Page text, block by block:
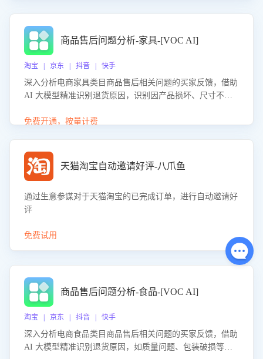
商品售后问题分析-家具-[VOC AI]
淘宝 | 京东 | 抖音 | 快手
深入分析电商家具类目商品售后相关问题的买家反馈，借助
AI 大模型精准识别退货原因，识别因产品损坏、尺寸不符
力商家优化产品或服务，实现销售额的显著提升。
免费开通，按量计费
天猫淘宝自动邀请好评-八爪鱼
通过生意参谋对于天猫淘宝的已完成订单，进行自动邀请好
评
免费试用
商品售后问题分析-食品-[VOC AI]
淘宝 | 京东 | 抖音 | 快手
深入分析电商食品类目商品售后相关问题的买家反馈，借助
AI 大模型精准识别退货原因，如质量问题、包装破损等，